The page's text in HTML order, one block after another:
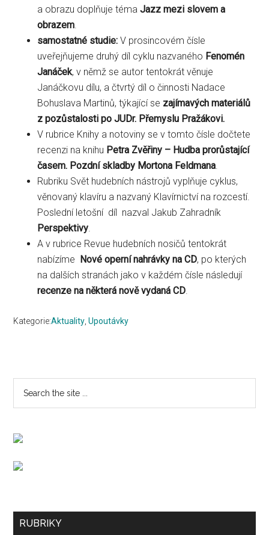
a obrazu doplňuje téma Jazz mezi slovem a
obrazem.
samostatné studie:V prosincovém čísle
uveřejňujeme druhý díl cyklu nazvaného Fenomén
Janáček, v němž se autor tentokrát věnuje
Janáčkovu dílu, a čtvrtý díl o činnosti Nadace
Bohuslava Martinů, týkající se zajímavých materiálů
z pozůstalosti po JUDr. Přemyslu Pražákovi.
V rubrice Knihy a notoviny se v tomto čísle dočtete
recenzi na knihu Petra Zvěřiny – Hudba prorůstající
časem. Pozdní skladby Mortona Feldmana.
Rubriku Svět hudebních nástrojů vyplňuje cyklus,
věnovaný klavíru a nazvaný Klavírnictví na rozcestí.
Poslední letošní díl nazval Jakub Zahradník
Perspektivy.
A v rubrice Revue hudebních nosičů tentokrát
nabízíme Nové operní nahrávky na CD, po kterých
na dalších stranách jako v každém čísle následují
recenze na některá nově vydaná CD.
Kategorie:Aktuality ,Upoutávky
Primary
Sidebar
...
Secondary
RUBRIKY